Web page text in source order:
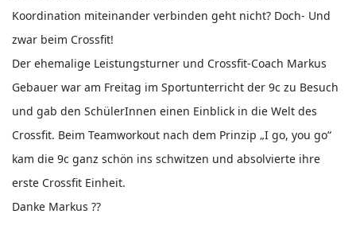
Koordination miteinander verbinden geht nicht? Doch- Und
zwar beim Crossfit!
Der ehemalige Leistungsturner und Crossfit-Coach Markus
Gebauer war am Freitag im Sportunterricht der 9c zu Besuch
und gab den SchülerInnen einen Einblick in die Welt des
Crossfit. Beim Teamworkout nach dem Prinzip „I go, you go“
kam die 9c ganz schön ins schwitzen und absolvierte ihre
erste Crossfit Einheit.
Danke Markus ??